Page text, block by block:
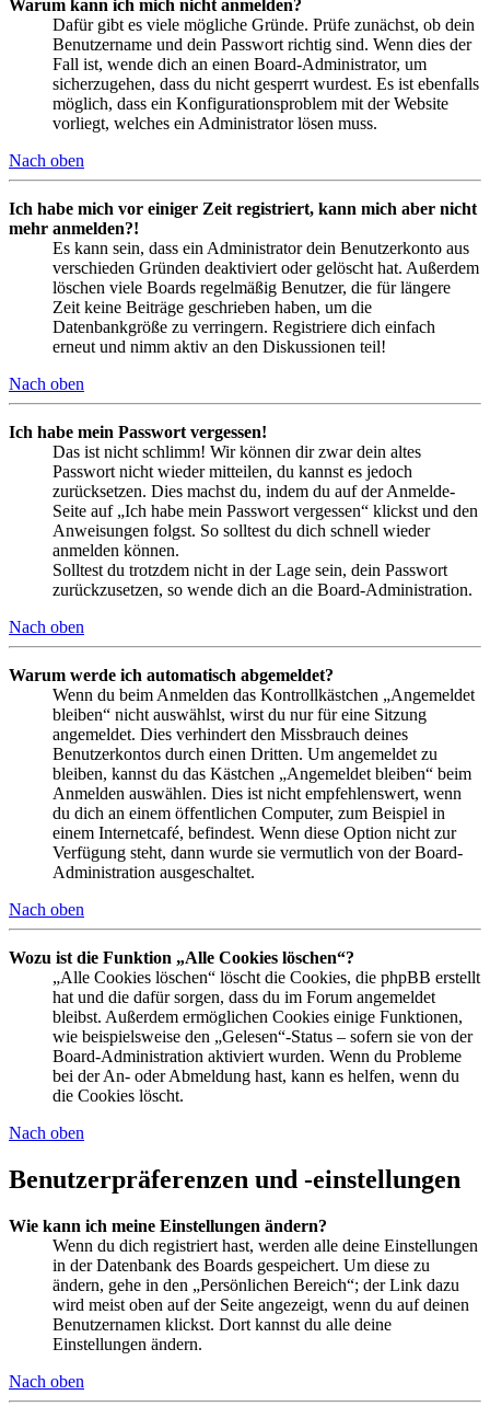
Warum kann ich mich nicht anmelden?
Dafür gibt es viele mögliche Gründe. Prüfe zunächst, ob dein
Benutzername und dein Passwort richtig sind. Wenn dies der
Fall ist, wende dich an einen Board-Administrator, um
sicherzugehen, dass du nicht gesperrt wurdest. Es ist ebenfalls
möglich, dass ein Konfigurationsproblem mit der Website
vorliegt, welches ein Administrator lösen muss.
Nach oben
Ich habe mich vor einiger Zeit registriert, kann mich aber nicht
mehr anmelden?!
Es kann sein, dass ein Administrator dein Benutzerkonto aus
verschieden Gründen deaktiviert oder gelöscht hat. Außerdem
löschen viele Boards regelmäßig Benutzer, die für längere
Zeit keine Beiträge geschrieben haben, um die
Datenbankgröße zu verringern. Registriere dich einfach
erneut und nimm aktiv an den Diskussionen teil!
Nach oben
Ich habe mein Passwort vergessen!
Das ist nicht schlimm! Wir können dir zwar dein altes
Passwort nicht wieder mitteilen, du kannst es jedoch
zurücksetzen. Dies machst du, indem du auf der Anmelde-
Seite auf „Ich habe mein Passwort vergessen“ klickst und den
Anweisungen folgst. So solltest du dich schnell wieder
anmelden können.
Solltest du trotzdem nicht in der Lage sein, dein Passwort
zurückzusetzen, so wende dich an die Board-Administration.
Nach oben
Warum werde ich automatisch abgemeldet?
Wenn du beim Anmelden das Kontrollkästchen „Angemeldet
bleiben“ nicht auswählst, wirst du nur für eine Sitzung
angemeldet. Dies verhindert den Missbrauch deines
Benutzerkontos durch einen Dritten. Um angemeldet zu
bleiben, kannst du das Kästchen „Angemeldet bleiben“ beim
Anmelden auswählen. Dies ist nicht empfehlenswert, wenn
du dich an einem öffentlichen Computer, zum Beispiel in
einem Internetcafé, befindest. Wenn diese Option nicht zur
Verfügung steht, dann wurde sie vermutlich von der Board-
Administration ausgeschaltet.
Nach oben
Wozu ist die Funktion „Alle Cookies löschen“?
„Alle Cookies löschen“ löscht die Cookies, die phpBB erstellt
hat und die dafür sorgen, dass du im Forum angemeldet
bleibst. Außerdem ermöglichen Cookies einige Funktionen,
wie beispielsweise den „Gelesen“-Status – sofern sie von der
Board-Administration aktiviert wurden. Wenn du Probleme
bei der An- oder Abmeldung hast, kann es helfen, wenn du
die Cookies löscht.
Nach oben
Benutzerpräferenzen und -einstellungen
Wie kann ich meine Einstellungen ändern?
Wenn du dich registriert hast, werden alle deine Einstellungen
in der Datenbank des Boards gespeichert. Um diese zu
ändern, gehe in den „Persönlichen Bereich“; der Link dazu
wird meist oben auf der Seite angezeigt, wenn du auf deinen
Benutzernamen klickst. Dort kannst du alle deine
Einstellungen ändern.
Nach oben